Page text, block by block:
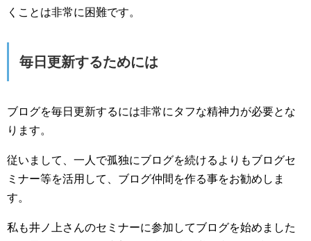
くことは非常に困難です。
毎日更新するためには
ブログを毎日更新するには非常にタフな精神力が必要とな
ります。
従いまして、一人で孤独にブログを続けるよりもブログセ
ミナー等を活用して、ブログ仲間を作る事をお勧めしま
す。
私も井ノ上さんのセミナーに参加してブログを始めました